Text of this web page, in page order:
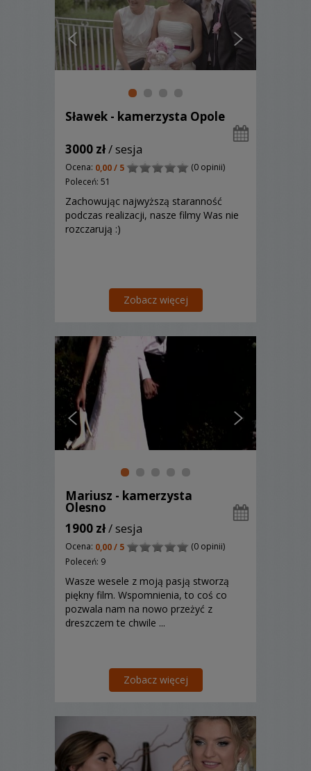
Sławek - kamerzysta Opole
3000 zł/ sesja
Ocena: 0,00 / 5
(0 opinii)
Poleceń: 51
Zachowując najwyższą staranność
podczas realizacji, nasze filmy Was nie
rozczarują :)
Zobacz więcej
Mariusz - kamerzysta
Olesno
1900 zł/ sesja
Ocena: 0,00 / 5
(0 opinii)
Poleceń: 9
Wasze wesele z moją pasją stworzą
piękny film. Wspomnienia, to coś co
pozwala nam na nowo przeżyć z
dreszczem te chwile ...
Zobacz więcej